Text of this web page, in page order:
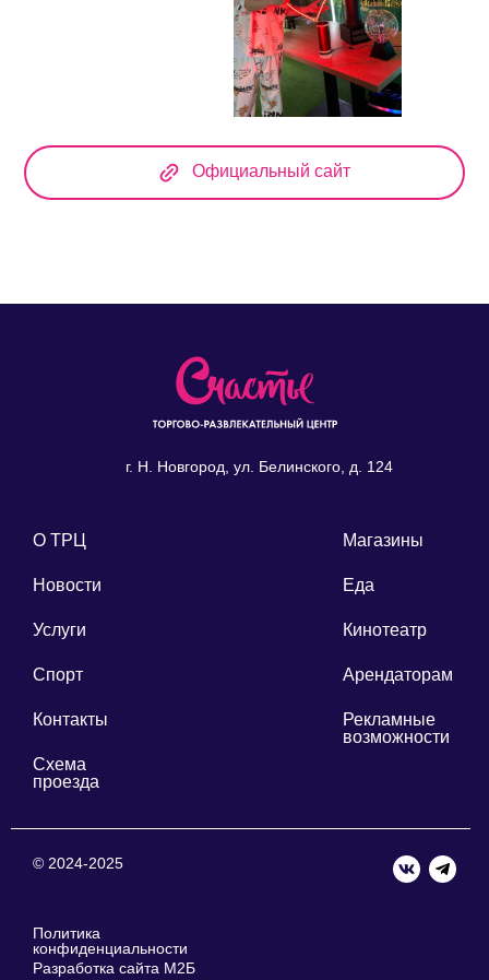
Официальный сайт
Официальный сайт
Разработка сайта М2Б
Политика
конфиденциальности
© 2024-2025
Арендаторам
Рекламные
возможности
Кинотеатр
Еда
Магазины
Схема
проезда
Контакты
Спорт
Услуги
Новости
О ТРЦ
г. Н. Новгород, ул. Белинского, д. 124